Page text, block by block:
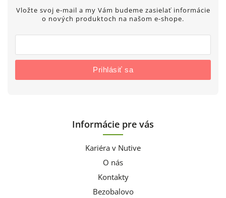
Vložte svoj e-mail a my Vám budeme zasielať informácie
o nových produktoch na našom e-shope.
Prihlásiť sa
Informácie pre vás
Kariéra v Nutive
O nás
Kontakty
Bezobalovo